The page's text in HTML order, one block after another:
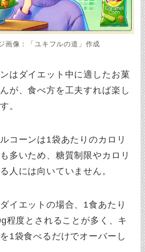
画像：「ユキフルの道」作成
はダイエット中に適したお菓
が、食べ方を工夫すれば楽し
。
コーンは1袋あたりのカロリ
多いため、糖質制限やカロリ
人には向いていません。
イエットの場合、1食あたり
程度とされることが多く、キ
1袋食べるだけでオーバーし